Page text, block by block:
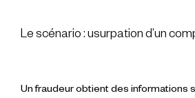
Le scénario : usurpation d’un
Un fraudeur obtient des informations